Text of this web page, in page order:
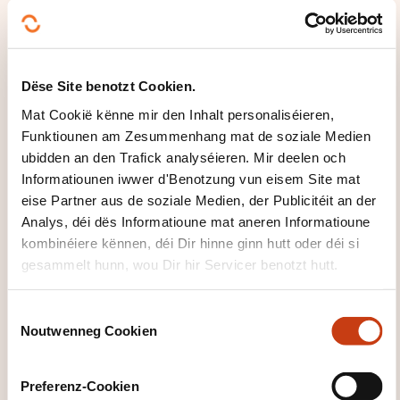
Dëse Site benotzt Cookien.
Mat Cookië kënne mir den Inhalt personaliséieren,
Funktiounen am Zesummenhang mat de soziale Medien
ubidden an den Trafick analyséieren. Mir deelen och
Informatiounen iwwer d'Benotzung vun eisem Site mat
eise Partner aus de soziale Medien, der Publicitéit an der
Analys, déi dës Informatioune mat aneren Informatioune
kombinéiere kënnen, déi Dir hinne ginn hutt oder déi si
gesammelt hunn, wou Dir hir Servicer benotzt hutt.
Noutwenneg Cookien
Preferenz-Cookien
Les stagiaires sont priés d’apporter leur
WÉI GESÄIT D'EVALUATIOUN
AUS?
Examen pratique
WÉI ENG ZOUSÄTZLECH
INFORMATIOUNE SI GUTT ZE
WËSSEN?
Equipements nécessaires :Si vous êtes en possession
l’amener pendant la formation.